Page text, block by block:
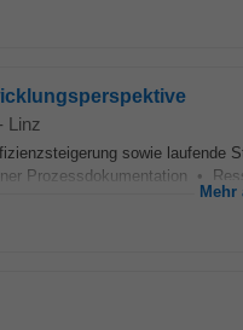
- Linz
sowie laufende
Prozessdokumentation •
Mehr